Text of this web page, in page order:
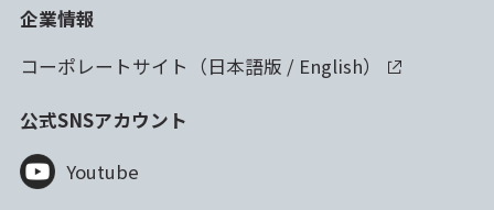
企業情報
コーポレートサイト（日本語版 / English）
公式SNSアカウント
Youtube